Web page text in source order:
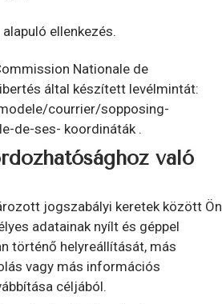
ellenkezés.
Nationale de
által készített levélmintát:
courrier/sopposing-
de-ses- koordináták .
való
jogszabályi keretek között Ön
adatainak nyílt és géppel
történő helyreállítását, más
vagy más információs
céljából.